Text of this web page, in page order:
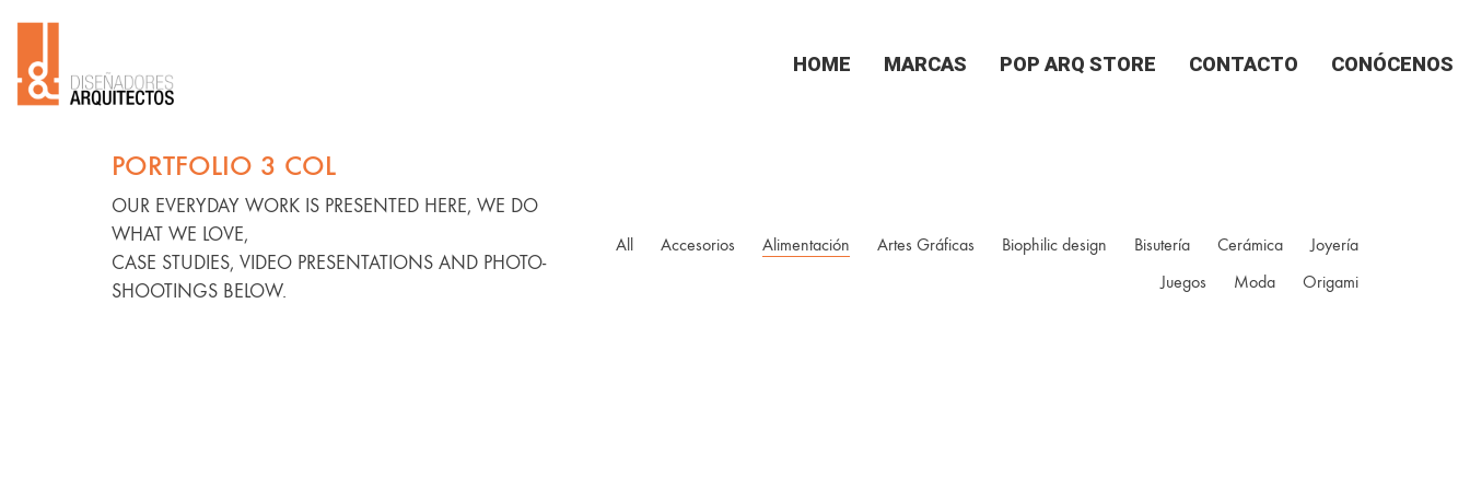
HOME MARCAS POP ARQ STORE CONTACTO CONÓCENOS
PORTFOLIO 3 COL
OUR EVERYDAY WORK IS PRESENTED HERE, WE DO
WHAT WE LOVE,
CASE STUDIES, VIDEO PRESENTATIONS AND PHOTO-
SHOOTINGS BELOW.
All Accesorios Alimentación Artes Gráficas Biophilic design Bisutería Cerámica
Joyería
Juegos
Moda Origami